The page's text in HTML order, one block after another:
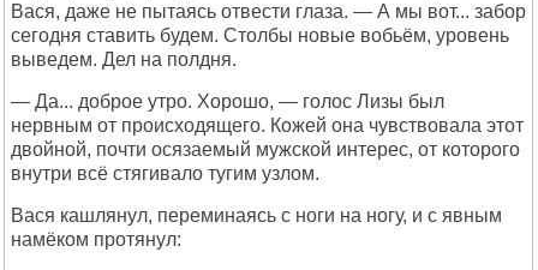
Вася, даже не пытаясь отвести глаза. — А мы вот... забор
сегодня ставить будем. Столбы новые вобьём, уровень
выведем. Дел на полдня.
— Да... доброе утро. Хорошо, — голос Лизы был
нервным от происходящего. Кожей она чувствовала этот
двойной, почти осязаемый мужской интерес, от которого
внутри всё стягивало тугим узлом.
Вася кашлянул, переминаясь с ноги на ногу, и с явным
намёком протянул: